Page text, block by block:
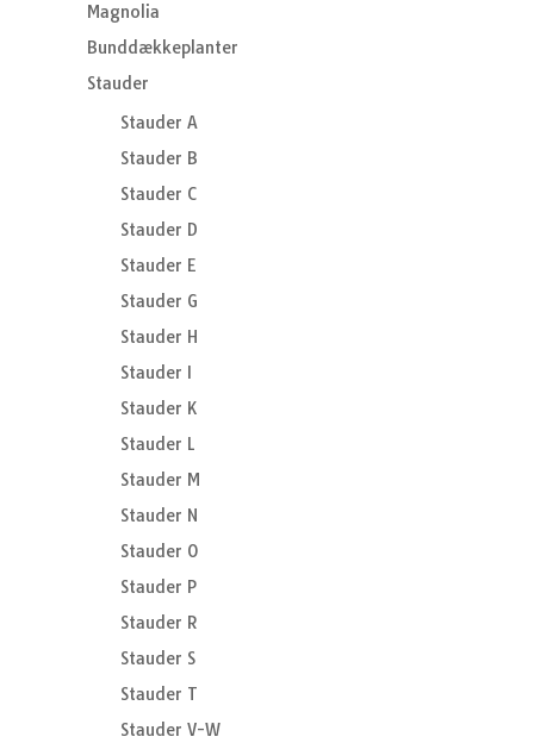
Magnolia
Bunddækkeplanter
Stauder
Stauder A
Stauder B
Stauder C
Stauder D
Stauder E
Stauder G
Stauder H
Stauder I
Stauder K
Stauder L
Stauder M
Stauder N
Stauder O
Stauder P
Stauder R
Stauder S
Stauder T
Stauder V-W